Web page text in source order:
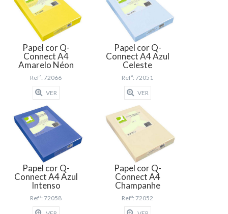
Papel cor Q-
Connect A4
Amarelo Néon
Refª: 72066
VER
Papel cor Q-
Connect A4 Azul
Celeste
Refª: 72051
VER
Papel cor Q-
Connect A4 Azul
Intenso
Refª: 72058
Papel cor Q-
Connect A4
Champanhe
Refª: 72052